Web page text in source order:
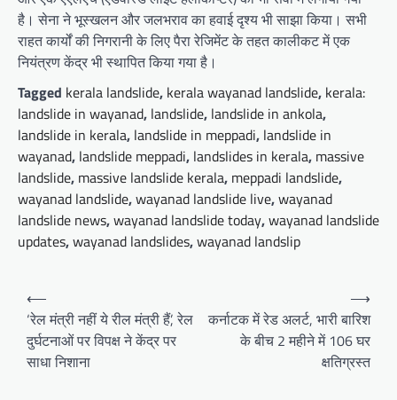
है। सेना ने भूस्खलन और जलभराव का हवाई दृश्य भी साझा किया। सभी
राहत कार्यों की निगरानी के लिए पैरा रेजिमेंट के तहत कालीकट में एक
नियंत्रण केंद्र भी स्थापित किया गया है।
Tagged kerala landslide, kerala wayanad landslide, kerala:
landslide in wayanad, landslide, landslide in ankola,
landslide in kerala, landslide in meppadi, landslide in
wayanad, landslide meppadi, landslides in kerala, massive
landslide, massive landslide kerala, meppadi landslide,
wayanad landslide,wayanad landslide live,wayanad
landslide news,wayanad landslide today,wayanad landslide
updates,wayanad landslides,wayanad landslip
Post
navigation
⟵
‘रेल मंत्री नहीं ये रील मंत्री हैं’, रेल
दुर्घटनाओं पर विपक्ष ने केंद्र पर
साधा निशाना
कर्नाटक में रेड अलर्ट, भारी बारिश
के बीच 2 महीने में 106 घर
क्षतिग्रस्त
⟶